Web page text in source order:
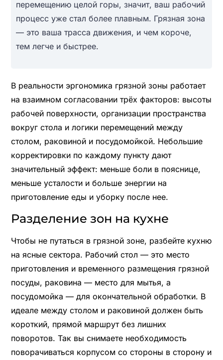
перемещению целой горы, значит, ваш рабочий
процесс уже стал более плавным. Грязная зона
— это ваша трасса движения, и чем короче,
тем легче и быстрее.
В реальности эргономика грязной зоны работает
на взаимном согласовании трёх факторов: высоты
рабочей поверхности, организации пространства
вокруг стола и логики перемещений между
столом, раковиной и посудомойкой. Небольшие
корректировки по каждому пункту дают
значительный эффект: меньше боли в пояснице,
меньше усталости и больше энергии на
приготовление еды и уборку после нее.
Разделение зон на кухне
Чтобы не путаться в грязной зоне, разбейте кухню
на ясные сектора. Рабочий стол — это место
приготовления и временного размещения грязной
посуды, раковина — место для мытья, а
посудомойка — для окончательной обработки. В
идеале между столом и раковиной должен быть
короткий, прямой маршрут без лишних
поворотов. Так вы снимаете необходимость
поворачиваться корпусом со стороны в сторону и